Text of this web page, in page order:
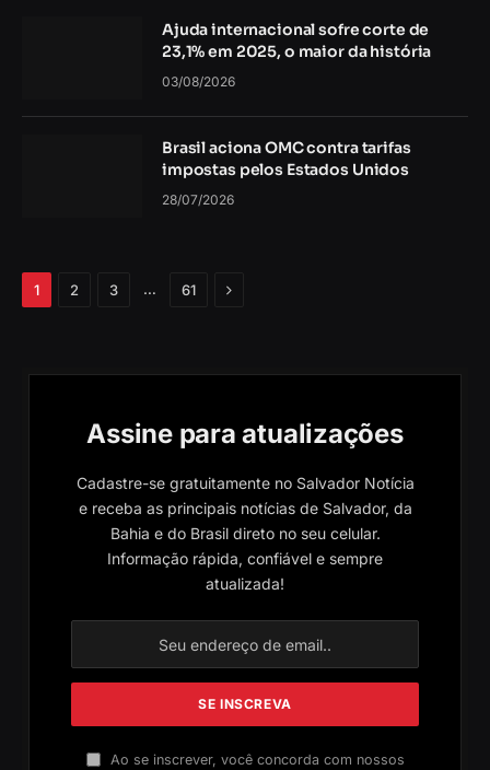
Ajuda internacional sofre corte de
23,1% em 2025, o maior da história
03/08/2026
Brasil aciona OMC contra tarifas
impostas pelos Estados Unidos
28/07/2026
1 2 3 … 61 Próximo
Assine para atualizações
Cadastre-se gratuitamente no Salvador Notícia
e receba as principais notícias de Salvador, da
Bahia e do Brasil direto no seu celular.
Informação rápida, confiável e sempre
atualizada!
Ao se inscrever, você concorda com nossos